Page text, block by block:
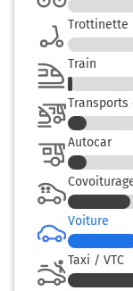
E80
ARLES
Trottinette
Train
Transports
Autocar
Voiture
Taxi / VTC